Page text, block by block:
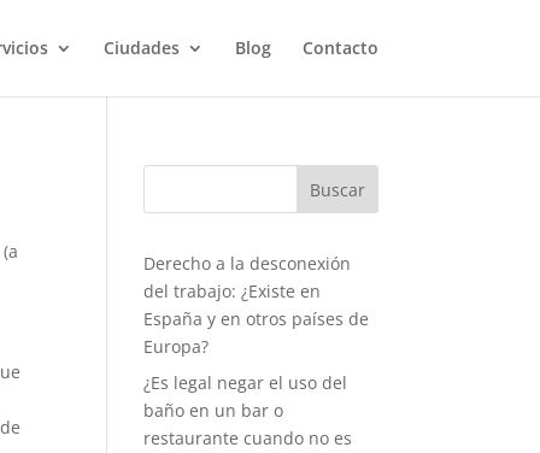
Ciudades Blog Contacto
Derecho a la desconexión
del trabajo: ¿Existe en
España y en otros países de
Europa?
¿Es legal negar el uso del
baño en un bar o
restaurante cuando no es